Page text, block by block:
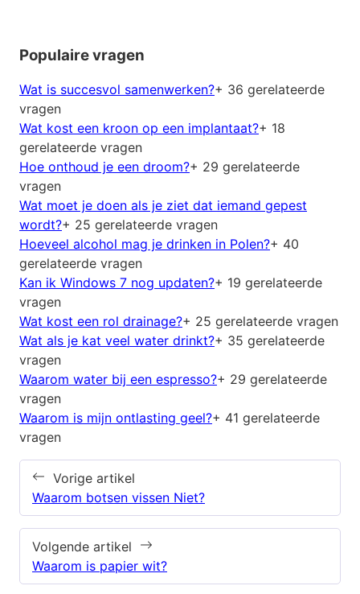
Populaire vragen
Wat is succesvol samenwerken?+ 36 gerelateerde
vragen
Wat kost een kroon op een implantaat?+ 18
gerelateerde vragen
Hoe onthoud je een droom?+ 29 gerelateerde
vragen
Wat moet je doen als je ziet dat iemand gepest
wordt?+ 25 gerelateerde vragen
Hoeveel alcohol mag je drinken in Polen?+ 40
gerelateerde vragen
Kan ik Windows 7 nog updaten?+ 19 gerelateerde
vragen
Wat kost een rol drainage?+ 25 gerelateerde vragen
Wat als je kat veel water drinkt?+ 35 gerelateerde
vragen
Waarom water bij een espresso?+ 29 gerelateerde
vragen
Waarom is mijn ontlasting geel?+ 41 gerelateerde
vragen
Vorige artikel
Waarom botsen vissen Niet?
Volgende artikel
Waarom is papier wit?